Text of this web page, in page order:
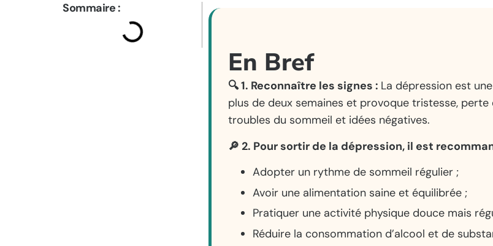
Sommaire :
En Bref
🔍 1. Reconnaître les signes : La dépression est
plus de deux semaines et provoque tristesse, perte
troubles du sommeil et idées négatives.
🔎 2. Pour sortir de la dépression, il est
Adopter un rythme de sommeil régulier ;
Avoir une alimentation saine et équilibrée ;
Pratiquer une activité physique douce mais
Réduire la consommation d’alcool et de